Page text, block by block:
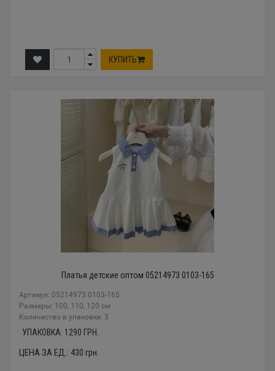
КУПИТЬ
Платья детские оптом 05214973 0103-165
Артикул: 05214973 0103-165
Размеры: 100, 110, 120 см
Количество в упаковке: 3
УПАКОВКА: 1290 ГРН.
ЦЕНА ЗА ЕД.: 430 грн.